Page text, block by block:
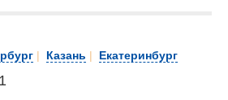
| Казань | Екатеринбург